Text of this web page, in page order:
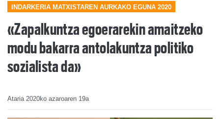
INDARKERIA MATXISTAREN AURKAKO EGUNA 2020
«Zapalkuntza egoerarekin amaitzeko
modu bakarra antolakuntza politiko
sozialista da»
Ataria 2020ko azaroaren 19a